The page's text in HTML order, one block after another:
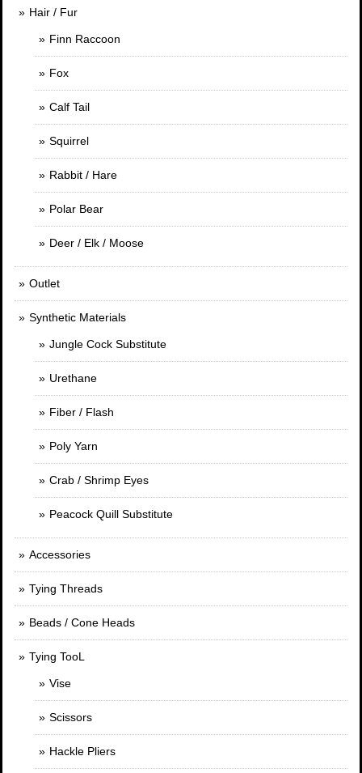
Hair / Fur
Finn Raccoon
Fox
Calf Tail
Squirrel
Rabbit / Hare
Polar Bear
Deer / Elk / Moose
Outlet
Synthetic Materials
Jungle Cock Substitute
Urethane
Fiber / Flash
Poly Yarn
Crab / Shrimp Eyes
Peacock Quill Substitute
Accessories
Tying Threads
Beads / Cone Heads
Tying TooL
Vise
Scissors
Hackle Pliers